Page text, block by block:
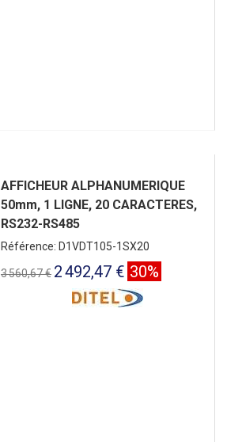
AFFICHEUR ALPHANUMERIQUE
50mm, 1 LIGNE, 20 CARACTERES,
RS232-RS485
Référence: D1VDT105-1SX20
3 560,67 € 2 492,47 € 30%